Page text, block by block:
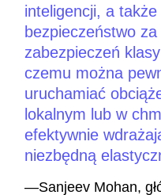
inteligencji, a
bezpieczeństwo
zabezpieczeń
czemu można
uruchamiać
lokalnym lub w
efektywnie
niezbędną
—Sanjeev Mohan,